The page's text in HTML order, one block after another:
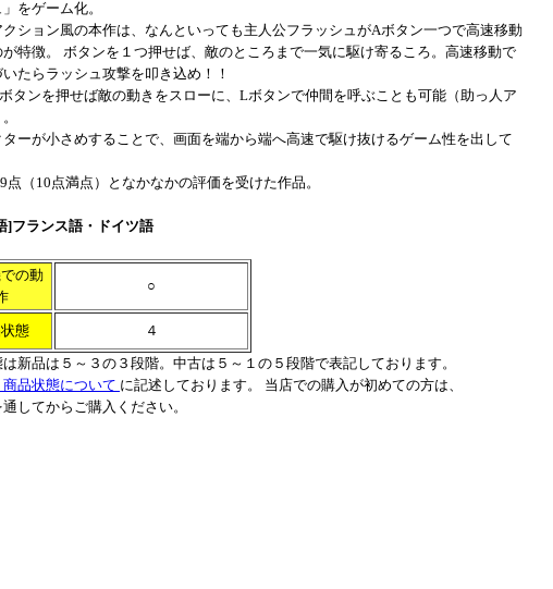
をゲーム化。
ション風の本作は、なんといっても主人公フラッシュがAボタン一つで高速移動
特徴。 ボタンを１つ押せば、敵のところまで一気に駆け寄るころ。高速移動で
たらラッシュ攻撃を叩き込め！！
タンを押せば敵の動きをスローに、Lボタンで仲間を呼ぶことも可能（助っ人ア
ターが小さめすることで、画面を端から端へ高速で駆け抜けるゲーム性を出して
点（10点満点）となかなかの評価を受けた作品。
]フランス語・ドイツ語
の動
○
態
４
新品は５～３の３段階。中古は５～１の５段階で表記しております。
商品状態について に記述しております。 当店での購入が初めての方は、
してからご購入ください。